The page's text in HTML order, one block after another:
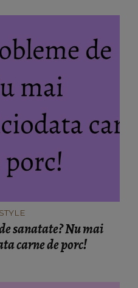
sanatate? Nu mai
carne de porc!